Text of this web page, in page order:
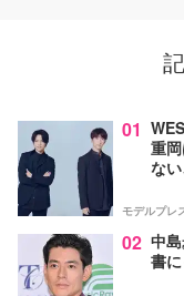
01
重
な
モデルプレ
02 中
書